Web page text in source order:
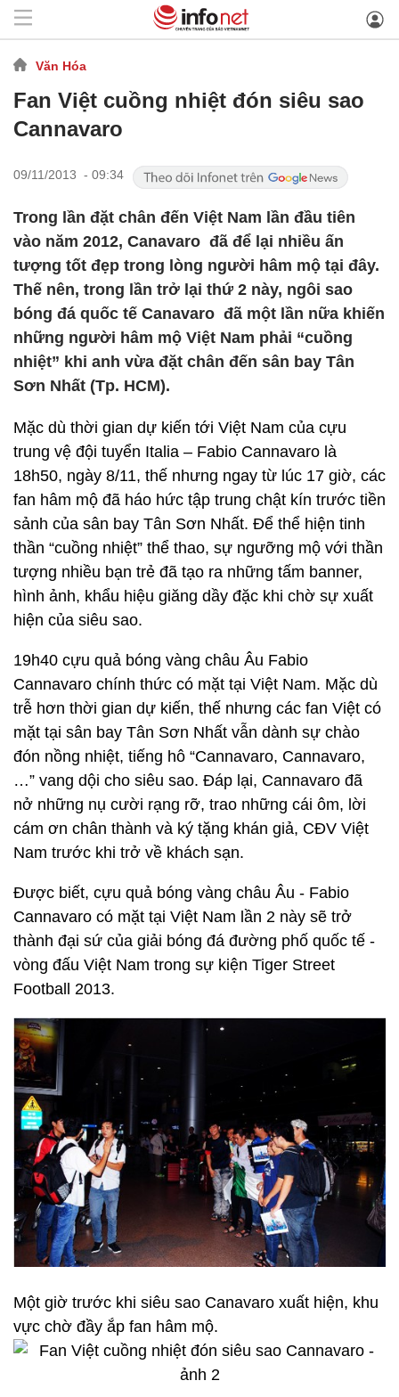
Văn Hóa
Fan Việt cuồng nhiệt đón siêu sao
Cannavaro
09/11/2013 - 09:34
Trong lần đặt chân đến Việt Nam lần đầu tiên
vào năm 2012, Canavaro đã để lại nhiều ấn
tượng tốt đẹp trong lòng người hâm mộ tại đây.
Thế nên, trong lần trở lại thứ 2 này, ngôi sao
bóng đá quốc tế Canavaro đã một lần nữa khiến
những người hâm mộ Việt Nam phải “cuồng
nhiệt” khi anh vừa đặt chân đến sân bay Tân
Sơn Nhất (Tp. HCM).
Mặc dù thời gian dự kiến tới Việt Nam của cựu
trung vệ đội tuyển Italia – Fabio Cannavaro là
18h50, ngày 8/11, thế nhưng ngay từ lúc 17 giờ, các
fan hâm mộ đã háo hức tập trung chật kín trước tiền
sảnh của sân bay Tân Sơn Nhất. Để thể hiện tinh
thần “cuồng nhiệt” thể thao, sự ngưỡng mộ với thần
tượng nhiều bạn trẻ đã tạo ra những tấm banner,
hình ảnh, khẩu hiệu giăng dầy đặc khi chờ sự xuất
hiện của siêu sao.
19h40 cựu quả bóng vàng châu Âu Fabio
Cannavaro chính thức có mặt tại Việt Nam. Mặc dù
trễ hơn thời gian dự kiến, thế nhưng các fan Việt có
mặt tại sân bay Tân Sơn Nhất vẫn dành sự chào
đón nồng nhiệt, tiếng hô “Cannavaro, Cannavaro,
…” vang dội cho siêu sao. Đáp lại, Cannavaro đã
nở những nụ cười rạng rỡ, trao những cái ôm, lời
cám ơn chân thành và ký tặng khán giả, CĐV Việt
Nam trước khi trở về khách sạn.
Được biết, cựu quả bóng vàng châu Âu - Fabio
Cannavaro có mặt tại Việt Nam lần 2 này sẽ trở
thành đại sứ của giải bóng đá đường phố quốc tế -
vòng đấu Việt Nam trong sự kiện Tiger Street
Football 2013.
Một giờ trước khi siêu sao Canavaro xuất hiện, khu
vực chờ đầy ắp fan hâm mộ.